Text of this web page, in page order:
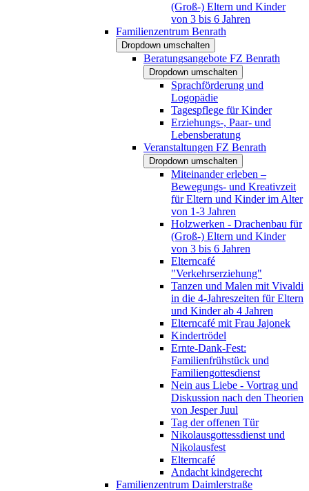
(Groß-) Eltern und Kinder
von 3 bis 6 Jahren
Familienzentrum Benrath
Dropdown umschalten
Beratungsangebote FZ Benrath
Dropdown umschalten
Sprachförderung und
Logopädie
Tagespflege für Kinder
Erziehungs-, Paar- und
Lebensberatung
Veranstaltungen FZ Benrath
Dropdown umschalten
Miteinander erleben –
Bewegungs- und Kreativzeit
für Eltern und Kinder im Alter
von 1-3 Jahren
Holzwerken - Drachenbau für
(Groß-) Eltern und Kinder
von 3 bis 6 Jahren
Elterncafé
"Verkehrserziehung"
Tanzen und Malen mit Vivaldi
in die 4-Jahreszeiten für Eltern
und Kinder ab 4 Jahren
Elterncafé mit Frau Jajonek
Kindertrödel
Ernte-Dank-Fest:
Familienfrühstück und
Familiengottesdienst
Nein aus Liebe - Vortrag und
Diskussion nach den Theorien
von Jesper Juul
Tag der offenen Tür
Nikolausgottessdienst und
Nikolausfest
Elterncafé
Andacht kindgerecht
Familienzentrum Daimlerstraße